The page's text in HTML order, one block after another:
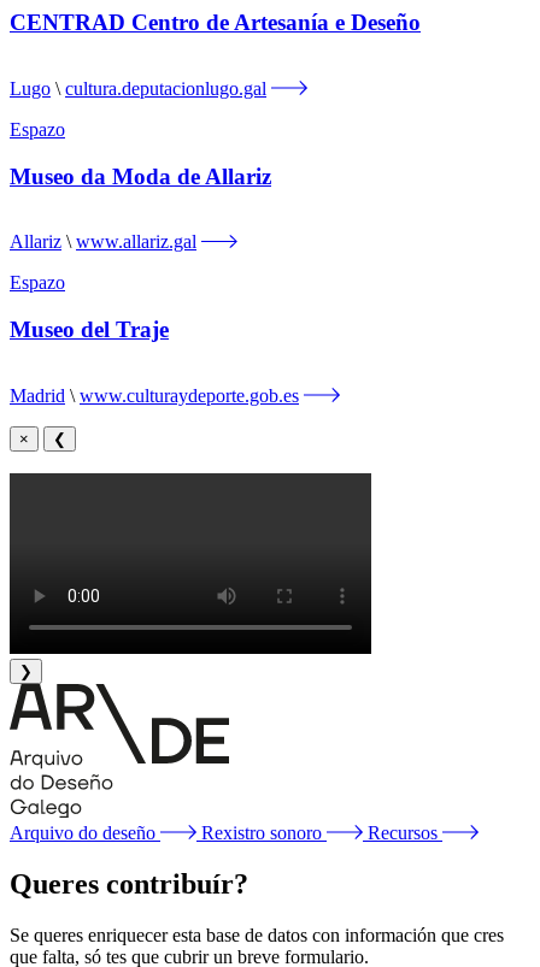
CENTRAD Centro de Artesanía e Deseño
Lugo
cultura.deputacionlugo.gal
Espazo
Museo da Moda de Allariz
Allariz
www.allariz.gal
Espazo
Museo del Traje
Madrid www.culturaydeporte.gob.es
× ❮
❯
Arquivo do deseño Rexistro sonoro Recursos
Queres contribuír?
Se queres enriquecer esta base de datos con información que cres
que falta, só tes que cubrir un breve formulario.